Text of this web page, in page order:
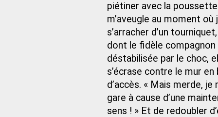
piétiner avec la
m’aveugle au moment où
s’arracher d’un
dont le fidèle compagnon
déstabilisée par le choc,
s’écrase contre le mur
d’accès. « Mais merde,
gare à cause d’une
sens ! » Et de redoubler